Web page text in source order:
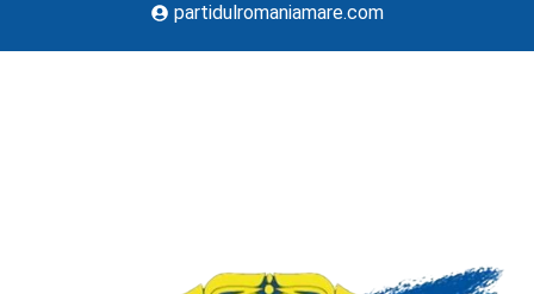
partidulromaniamare.com